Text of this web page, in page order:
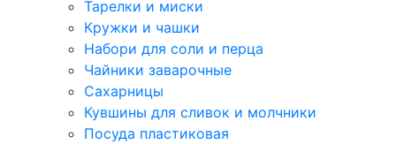
Тарелки и миски
Кружки и чашки
Набори для соли и перца
Чайники заварочные
Сахарницы
Кувшины для сливок и молчники
Посуда пластиковая